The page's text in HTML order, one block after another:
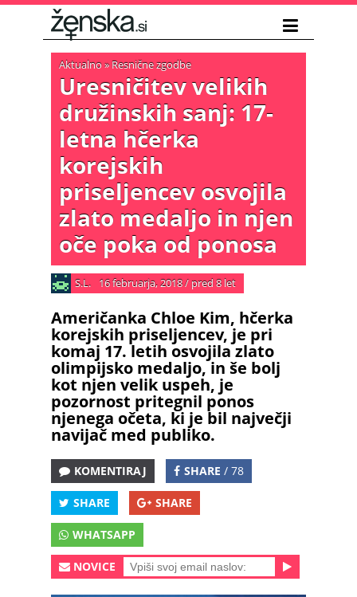
Aktualno» Resnične zgodbe
Uresničitev velikih
družinskih sanj: 17-
letna hčerka
korejskih
priseljencev osvojila
zlato medaljo in njen
oče poka od ponosa
S.L. 16 februarja, 2018/ pred 8 let
Američanka Chloe Kim, hčerka
korejskih priseljencev, je pri
komaj 17. letih osvojila zlato
olimpijsko medaljo, in še bolj
kot njen velik uspeh, je
pozornost pritegnil ponos
njenega očeta, ki je bil največji
navijač med publiko.
KOMENTIRAJ SHARE / 78
SHARE SHARE
WHATSAPP
NOVICE